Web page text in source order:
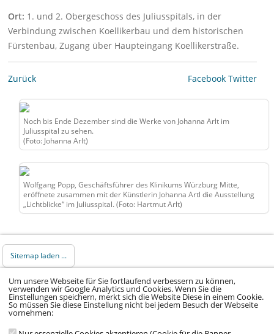
Ort: 1. und 2. Obergeschoss des Juliusspitals, in der
Verbindung zwischen Koellikerbau und dem historischen
Fürstenbau, Zugang über Haupteingang Koellikerstraße.
Zurück Facebook Twitter
Noch bis Ende Dezember sind die Werke von Johanna Arlt im
Juliusspital zu sehen.
(Foto: Johanna Arlt)
Wolfgang Popp, Geschäftsführer des Klinikums Würzburg Mitte,
eröffnete zusammen mit der Künstlerin Johanna Artl die Ausstellung
„Lichtblicke“ im Juliusspital. (Foto: Hartmut Arlt)
Sitemap laden ...
© 2026 Klinikum Würzburg Mitte gGmbH •
Impressum•Datenschutz•Datenschutz Social
Media•Kontakt
Um unsere Webseite für Sie fortlaufend verbessern zu können,
verwenden wir Google Analytics und Cookies. Wenn Sie die
Einstellungen speichern, merkt sich die Website Diese in einem Cookie.
So müssen Sie diese Einstellung nicht bei jedem Besuch der Webseite
vornehmen: